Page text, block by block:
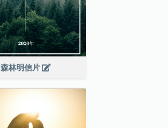
森林明信片